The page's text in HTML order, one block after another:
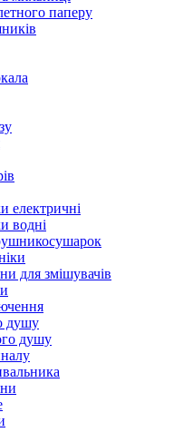
паперу
електричні
водні
для змішувачів
душу
душу